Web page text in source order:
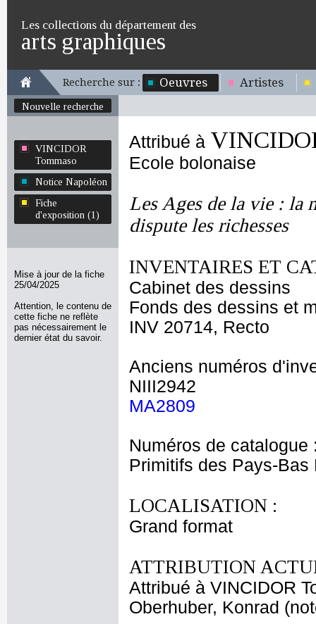
Les collections du département des
arts graphiques
Recherche sur : Oeuvres Artistes
Nouvelle recherche
VINCIDOR
Tommaso
Notice Napoléon
Fiche
d'exposition (1)
Mise à jour de la fiche
25/04/2025
Attention, le contenu de
cette fiche ne reflète
pas nécessairement le
dernier état du savoir.
Attribué à
Ecole bolonaise
Les Ages de la vie : la
dispute les richesses
INVENTAIRES ET
Cabinet des dessins
Fonds des dessins et
INV 20714, Recto
Anciens numéros
NIII2942
MA2809
Numéros de catalogue
Primitifs des Pays-Bas
LOCALISATION :
Grand format
ATTRIBUTION
Attribué à VINCIDOR
Oberhuber, Konrad